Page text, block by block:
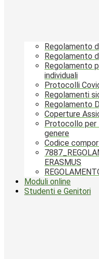
Regolamento
Regolamento
Regolamento
individuali
Protocolli
Regolamenti
Regolamento
Coperture
Protocollo per
genere
Codice
ERASMUS
Moduli online
Studenti e Genitori